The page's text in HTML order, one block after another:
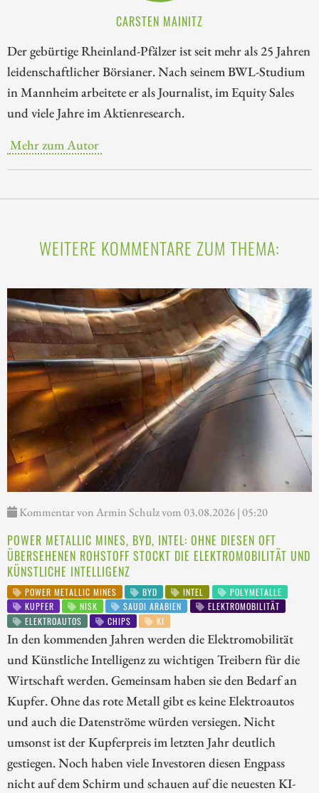
CARSTEN MAINITZ
Der gebürtige Rheinland-Pfälzer ist seit mehr als 25 Jahren
leidenschaftlicher Börsianer. Nach seinem BWL-Studium
in Mannheim arbeitete er als Journalist, im Equity Sales
und viele Jahre im Aktienresearch.
Mehr zum Autor
WEITERE KOMMENTARE ZUM THEMA:
Kommentar von Armin Schulz vom 03.08.2026 | 05:20
POWER METALLIC MINES, BYD, INTEL: OHNE DIESEN OFT
ÜBERSEHENEN ROHSTOFF STOCKT DIE ELEKTROMOBILITÄT UND
KÜNSTLICHE INTELLIGENZ
POWER METALLIC MINES BYD INTEL
POLYMETALLE
KUPFER
NISK SAUDI ARABIEN
ELEKTROMOBILITÄT
ELEKTROAUTOS
CHIPS KI
In den kommenden Jahren werden die Elektromobilität
und Künstliche Intelligenz zu wichtigen Treibern für die
Wirtschaft werden. Gemeinsam haben sie den Bedarf an
Kupfer. Ohne das rote Metall gibt es keine Elektroautos
und auch die Datenströme würden versiegen. Nicht
umsonst ist der Kupferpreis im letzten Jahr deutlich
gestiegen. Noch haben viele Investoren diesen Engpass
nicht auf dem Schirm und schauen auf die neuesten KI-